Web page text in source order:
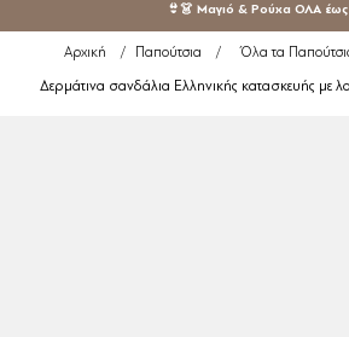
👙👗 Μαγιό & Ρούχα ΟΛΑ
Αρχική / Παπούτσια / Όλα τα
Δερμάτινα σανδάλια Ελληνικής κατασκευής με